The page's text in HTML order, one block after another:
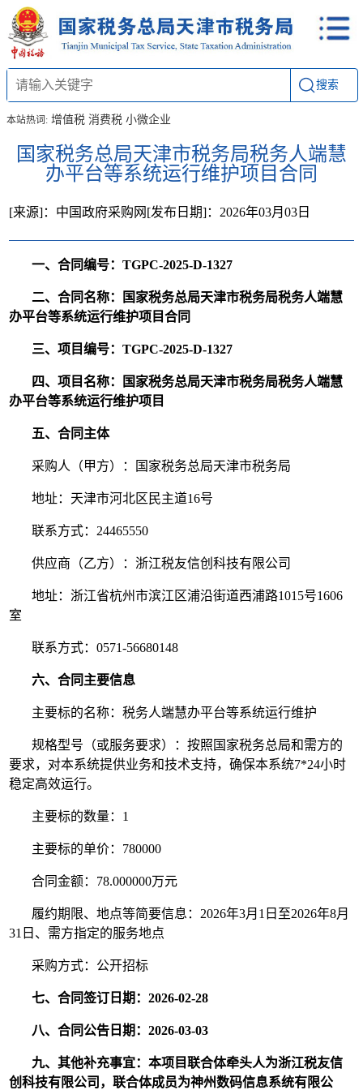
搜索
本站热词: 增值税 消费税 小微企业
国家税务总局天津市税务局税务人端慧
办平台等系统运行维护项目合同
[发布日期]：2026年03月03日
[来源]：中国政府采购网
一、合同编号：TGPC-2025-D-1327
二、合同名称：国家税务总局天津市税务局税务人端慧
办平台等系统运行维护项目合同
三、项目编号：TGPC-2025-D-1327
四、项目名称：国家税务总局天津市税务局税务人端慧
办平台等系统运行维护项目
五、合同主体
采购人（甲方）：国家税务总局天津市税务局
地址：天津市河北区民主道16号
联系方式：24465550
供应商（乙方）：浙江税友信创科技有限公司
地址：浙江省杭州市滨江区浦沿街道西浦路1015号1606
室
联系方式：0571-56680148
六、合同主要信息
主要标的名称：税务人端慧办平台等系统运行维护
规格型号（或服务要求）：按照国家税务总局和需方的
要求，对本系统提供业务和技术支持，确保本系统7*24小时
稳定高效运行。
主要标的数量：1
主要标的单价：780000
合同金额：78.000000万元
履约期限、地点等简要信息：2026年3月1日至2026年8月
31日、需方指定的服务地点
采购方式：公开招标
七、合同签订日期：2026-02-28
八、合同公告日期：2026-03-03
九、其他补充事宜：本项目联合体牵头人为浙江税友信
创科技有限公司，联合体成员为神州数码信息系统有限公